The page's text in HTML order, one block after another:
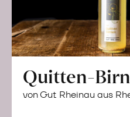
Quitten-
von Gut Rheinau aus